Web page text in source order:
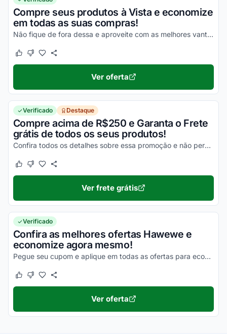
Compre seus produtos à Vista e economize
em todas as suas compras!
Não fique de fora dessa e aproveite com as melhores vantagens em todas as suas compras!
Este cupom funcionou
Este cupom não funcionou
Ver oferta
Verificado Destaque
Compre acima de R$250 e Garanta o Frete
grátis de todos os seus produtos!
Confira todos os detalhes sobre essa promoção e não perca nenhuma oportunidade para economizar nas suas compras online!
Este cupom funcionou
Este cupom não funcionou
Ver frete grátis
Verificado
Confira as melhores ofertas Hawewe e
economize agora mesmo!
Pegue seu cupom e aplique em todas as ofertas para economizar duas vezes mais!
Este cupom funcionou
Este cupom não funcionou
Ver oferta